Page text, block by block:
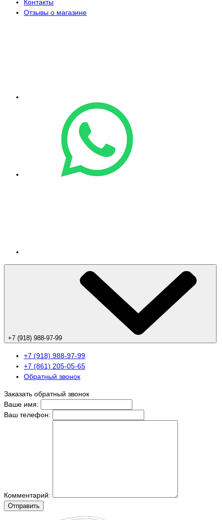
Контакты
Отзывы о магазине
+7 (918) 988-97-99
+7 (918) 988-97-99
+7 (861) 205-05-65
Обратный звонок
Заказать обратный звонок
Ваше имя:
Ваш телефон:
Комментарий:
Отправить